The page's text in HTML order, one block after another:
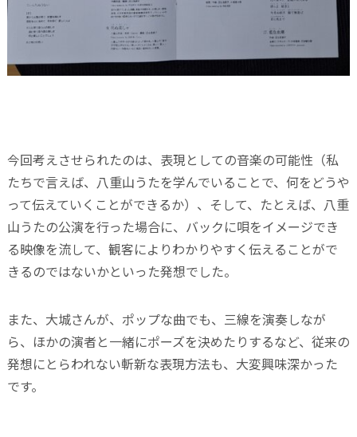
今回考えさせられたのは、表現としての音楽の可能性（私
たちで言えば、八重山うたを学んでいることで、何をどうや
って伝えていくことができるか）、そして、たとえば、八重
山うたの公演を行った場合に、バックに唄をイメージでき
る映像を流して、観客によりわかりやすく伝えることがで
きるのではないかといった発想でした。
また、大城さんが、ポップな曲でも、三線を演奏しなが
ら、ほかの演者と一緒にポーズを決めたりするなど、従来の
発想にとらわれない斬新な表現方法も、大変興味深かった
です。